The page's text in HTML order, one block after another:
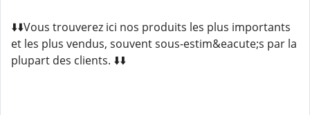
⬇️⬇️Vous trouverez ici nos produits les plus importants
et les plus vendus, souvent sous-estim&eacute;s par la
plupart des clients. ⬇️⬇️